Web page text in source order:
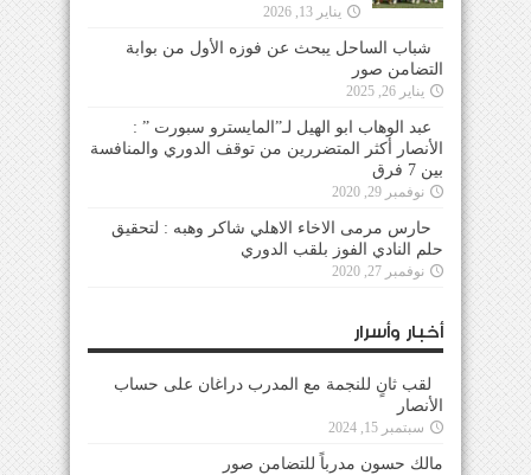
يناير 13, 2026
شباب الساحل يبحث عن فوزه الأول من بوابة
التضامن صور
يناير 26, 2025
عبد الوهاب ابو الهيل لـ”المايسترو سبورت ” :
الأنصار أكثر المتضررين من توقف الدوري والمنافسة
بين 7 فرق
نوفمبر 29, 2020
حارس مرمى الاخاء الاهلي شاكر وهبه : لتحقيق
حلم النادي الفوز بلقب الدوري
نوفمبر 27, 2020
أخبار وأسرار
لقب ثانٍ للنجمة مع المدرب دراغان على حساب
الأنصار
سبتمبر 15, 2024
مالك حسون مدرباً للتضامن صور